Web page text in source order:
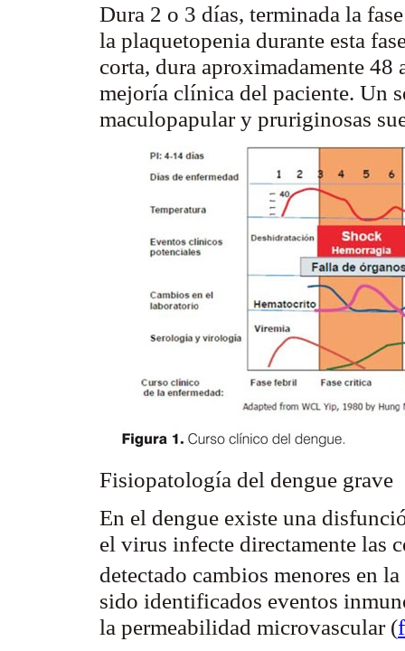
Dura 2 o 3 días, terminada la
la plaquetopenia durante esta
corta, dura aproximadamente 48
mejoría clínica del paciente. Un
maculopapulary pruriginosas
Fisiopatología del dengue grave
En el dengue existe una
el virus infecte directamente las
detectado cambios menores en la
sido identificados eventos
la permeabilidad microvascular(